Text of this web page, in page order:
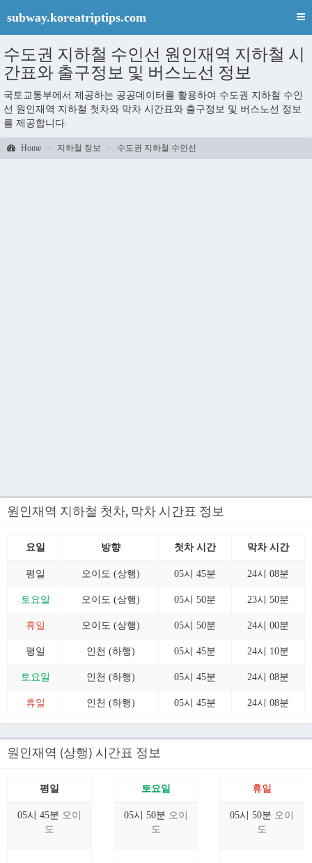
subway.koreatriptips.com
수도권 지하철 수인선 원인재역 지하철 시
간표와 출구정보 및 버스노선 정보
국토교통부에서 제공하는 공공데이터를 활용하여 수도권 지하철 수인
선 원인재역 지하철 첫차와 막차 시간표와 출구정보 및 버스노선 정보
를 제공합니다.
Home 지하철 정보 수도권 지하철 수인선
원인재역 지하철 첫차, 막차 시간표 정보
요일 방향 첫차 시간 막차 시간
평일 오이도 (상행) 05시 45분 24시 08분
토요일 오이도 (상행) 05시 50분 23시 50분
휴일 오이도 (상행) 05시 50분 24시 00분
평일 인천 (하행) 05시 45분 24시 10분
토요일 인천 (하행) 05시 45분 24시 08분
휴일 인천 (하행) 05시 45분 24시 08분
원인재역 (상행) 시간표 정보
평일
05시 45분 오이
도
토요일
05시 50분 오이
도
휴일
05시 50분 오이
도